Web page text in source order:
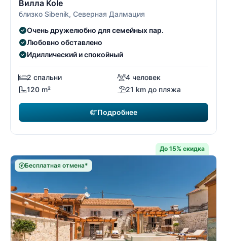
Вилла Kole
близко Sibenik, Северная Далмация
Очень дружелюбно для семейных пар.
Любовно обставлено
Идиллический и спокойный
2 спальни
4 человек
120 m²
21 km до пляжа
Подробнее
До 15% скидка
Бесплатная отмена*